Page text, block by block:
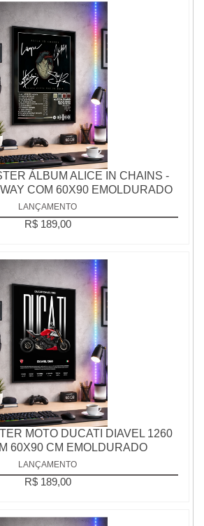
ÁLBUM ALICE IN CHAINS -
COM 60X90 EMOLDURADO
LANÇAMENTO
R$ 189,00
MOTO DUCATI DIAVEL 1260
60X90 CM EMOLDURADO
LANÇAMENTO
R$ 189,00